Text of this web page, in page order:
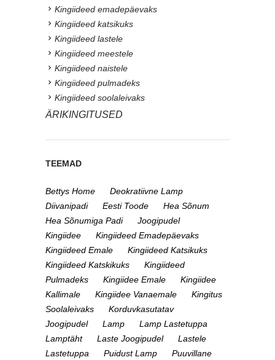
Kingiideed emadepäevaks
Kingiideed katsikuks
Kingiideed lastele
Kingiideed meestele
Kingiideed naistele
Kingiideed pulmadeks
Kingiideed soolaleivaks
ÄRIKINGITUSED
TEEMAD
Bettys Home
Deokratiivne Lamp
Diivanipadi
Eesti Toode
Hea Sõnum
Hea Sõnumiga Padi
Joogipudel
Kingiidee
Kingiideed Emadepäevaks
Kingiideed Emale
Kingiideed Katsikuks
Kingiideed Katskikuks
Kingiideed
Pulmadeks
Kingiidee Emale
Kingiidee
Kallimale
Kingiidee Vanaemale
Kingitus
Soolaleivaks
Korduvkasutatav
Joogipudel
Lamp
Lamp Lastetuppa
Lamptäht
Laste Joogipudel
Lastele
Lastetuppa
Puidust Lamp
Puuvillane